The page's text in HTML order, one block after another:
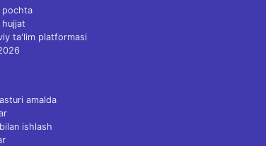
pochta
hujjat
ta'lim platformasi
amalda
ishlash